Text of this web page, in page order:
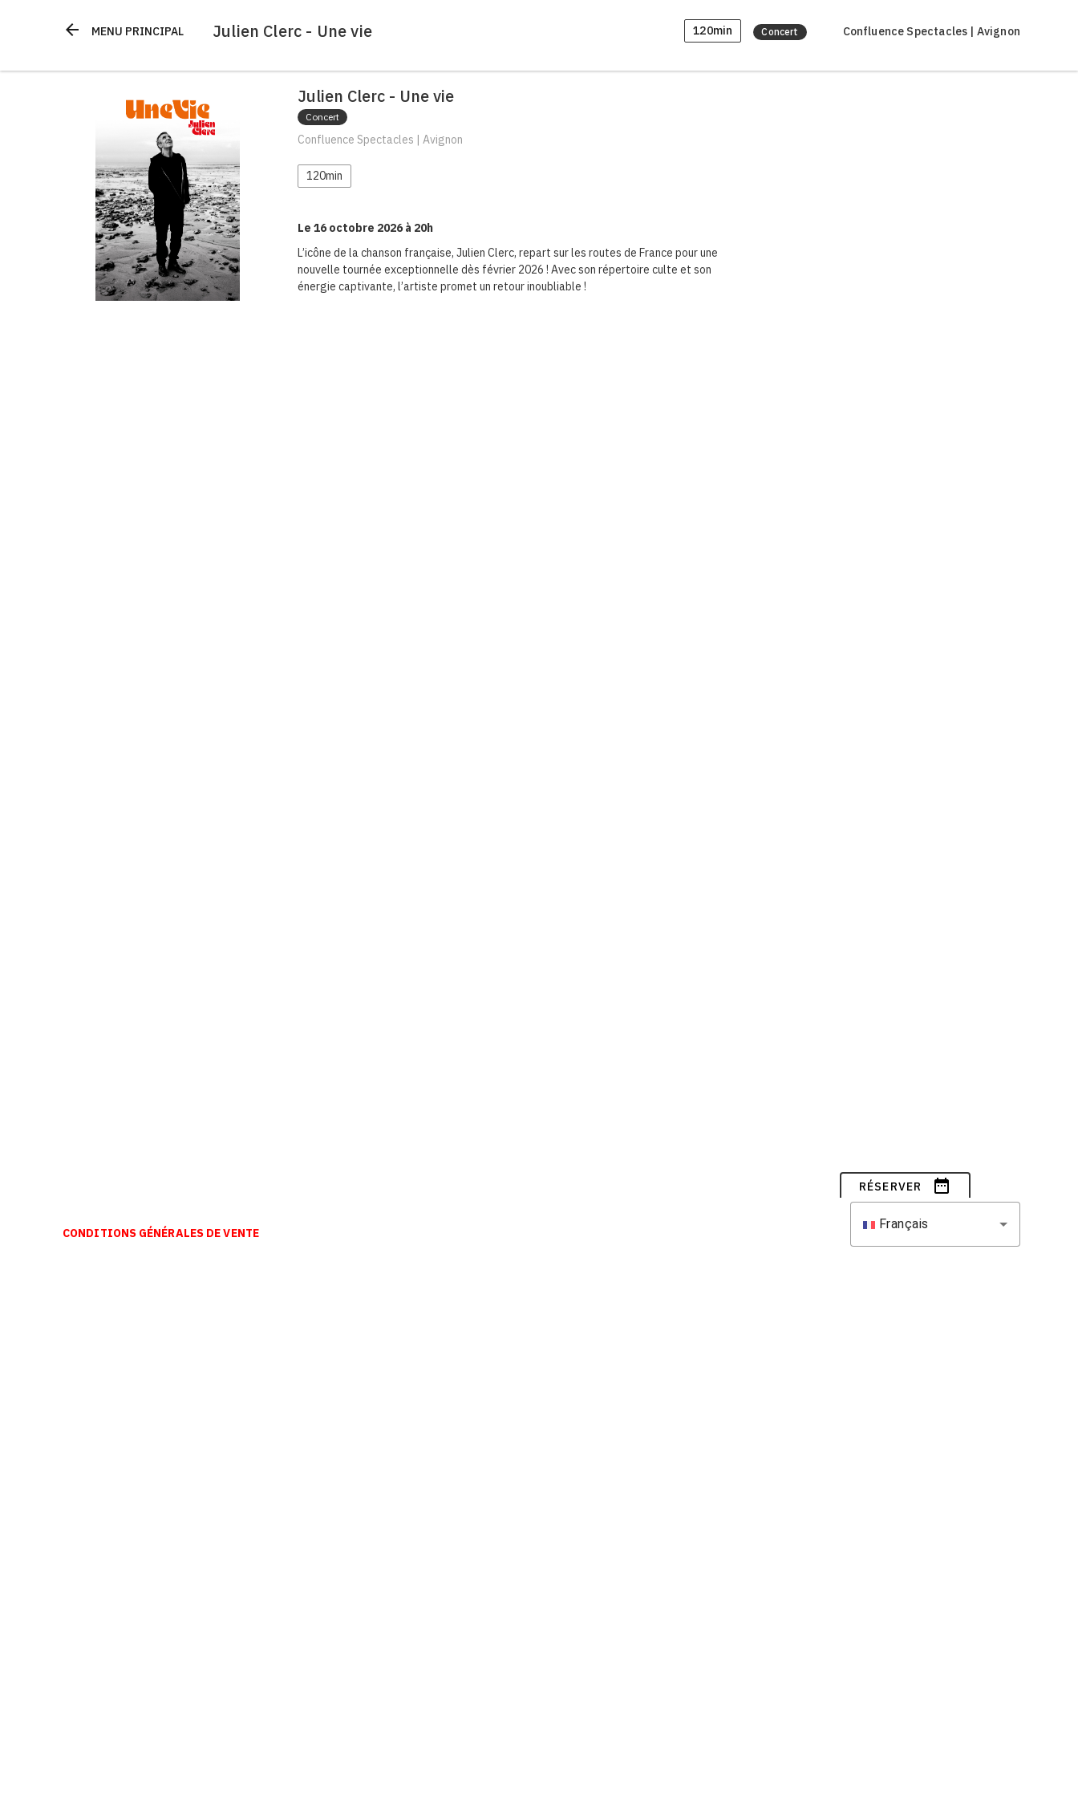
arrow_back MENU PRINCIPAL Julien Clerc - Une vie 120min Concert Confluence Spectacles | Avignon
Julien Clerc - Une vie
Concert
Confluence Spectacles | Avignon
120min
Le 16 octobre 2026 à 20h
L’icône de la chanson française, Julien Clerc, repart sur les routes de France pour une
nouvelle tournée exceptionnelle dès février 2026 ! Avec son répertoire culte et son
énergie captivante, l’artiste promet un retour inoubliable !
RÉSERVER date_range
CONDITIONS GÉNÉRALES DE VENTE
Français